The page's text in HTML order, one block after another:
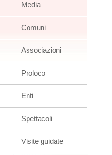
Media
Comuni
Associazioni
Proloco
Enti
Spettacoli
Visite guidate